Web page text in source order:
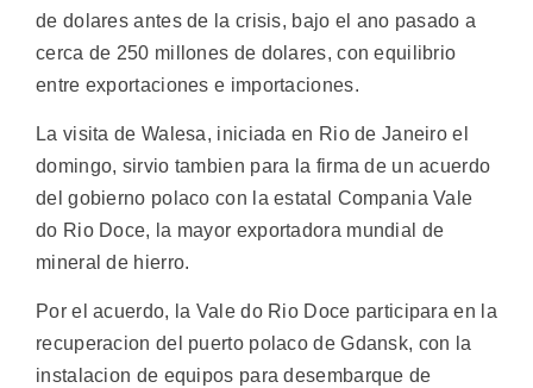
de dolares antes de la crisis, bajo el ano pasado a
cerca de 250 millones de dolares, con equilibrio
entre exportaciones e importaciones.
La visita de Walesa, iniciada en Rio de Janeiro el
domingo, sirvio tambien para la firma de un acuerdo
del gobierno polaco con la estatal Compania Vale
do Rio Doce, la mayor exportadora mundial de
mineral de hierro.
Por el acuerdo, la Vale do Rio Doce participara en la
recuperacion del puerto polaco de Gdansk, con la
instalacion de equipos para desembarque de